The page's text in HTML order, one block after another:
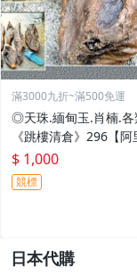
滿3000九折~滿500免運
◎天珠.緬甸玉.肖楠.各
《跳樓清倉》296【
重油重香紅檜8塊一標
料﹞】
$ 1,000
競標
日本代購